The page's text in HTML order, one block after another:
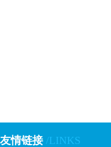
友情链接 /LINKS